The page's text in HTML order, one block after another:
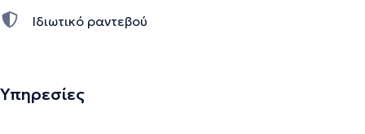
Ιδιωτικό ραντεβού
Υπηρεσίες